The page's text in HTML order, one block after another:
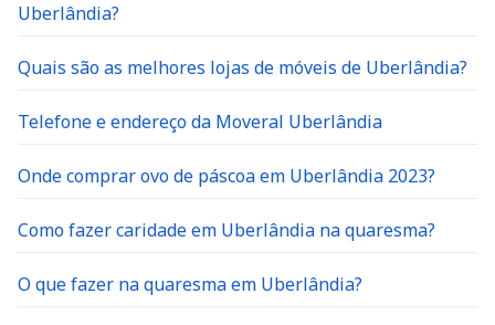
Uberlândia?
Quais são as melhores lojas de móveis de Uberlândia?
Telefone e endereço da Moveral Uberlândia
Onde comprar ovo de páscoa em Uberlândia 2023?
Como fazer caridade em Uberlândia na quaresma?
O que fazer na quaresma em Uberlândia?